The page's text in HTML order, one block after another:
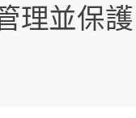
理​並​保護